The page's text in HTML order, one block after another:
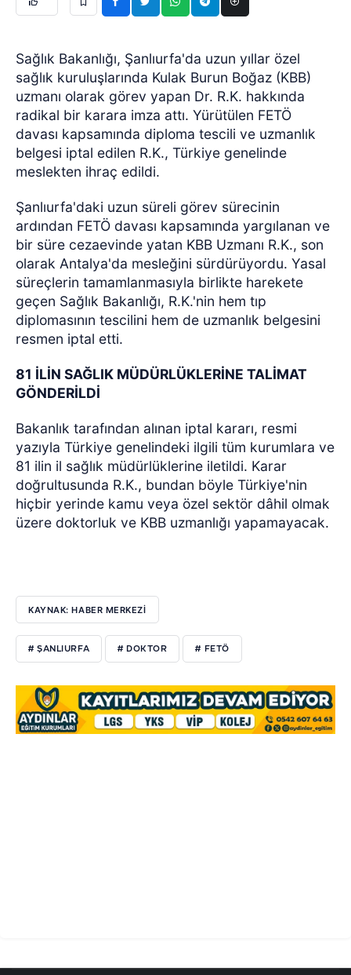
Sağlık Bakanlığı, Şanlıurfa'da uzun yıllar özel
sağlık kuruluşlarında Kulak Burun Boğaz (KBB)
uzmanı olarak görev yapan Dr. R.K. hakkında
radikal bir karara imza attı. Yürütülen FETÖ
davası kapsamında diploma tescili ve uzmanlık
belgesi iptal edilen R.K., Türkiye genelinde
meslekten ihraç edildi.
Şanlıurfa'daki uzun süreli görev sürecinin
ardından FETÖ davası kapsamında yargılanan ve
bir süre cezaevinde yatan KBB Uzmanı R.K., son
olarak Antalya'da mesleğini sürdürüyordu. Yasal
süreçlerin tamamlanmasıyla birlikte harekete
geçen Sağlık Bakanlığı, R.K.'nin hem tıp
diplomasının tescilini hem de uzmanlık belgesini
resmen iptal etti.
81 İLİN SAĞLIK MÜDÜRLÜKLERİNE TALİMAT
GÖNDERİLDİ
Bakanlık tarafından alınan iptal kararı, resmi
yazıyla Türkiye genelindeki ilgili tüm kurumlara ve
81 ilin il sağlık müdürlüklerine iletildi. Karar
doğrultusunda R.K., bundan böyle Türkiye'nin
hiçbir yerinde kamu veya özel sektör dâhil olmak
üzere doktorluk ve KBB uzmanlığı yapamayacak.
KAYNAK: HABER MERKEZİ
# ŞANLIURFA # DOKTOR # FETÖ